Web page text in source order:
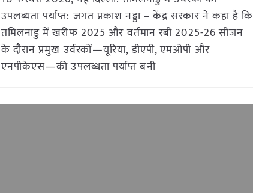
उपलब्धता पर्याप्त: जगत प्रकाश नड्डा – केंद्र सरकार ने कहा है कि
तमिलनाडु में खरीफ 2025 और वर्तमान रबी 2025-26 सीजन
के दौरान प्रमुख उर्वरकों—यूरिया, डीएपी, एमओपी और
एनपीकेएस—की उपलब्धता पर्याप्त बनी